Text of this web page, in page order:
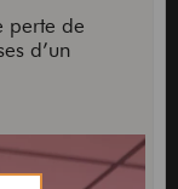
perte de
d’un